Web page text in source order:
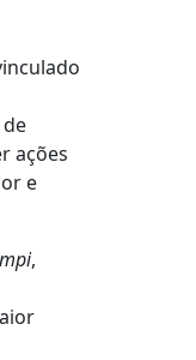
ações
e
,